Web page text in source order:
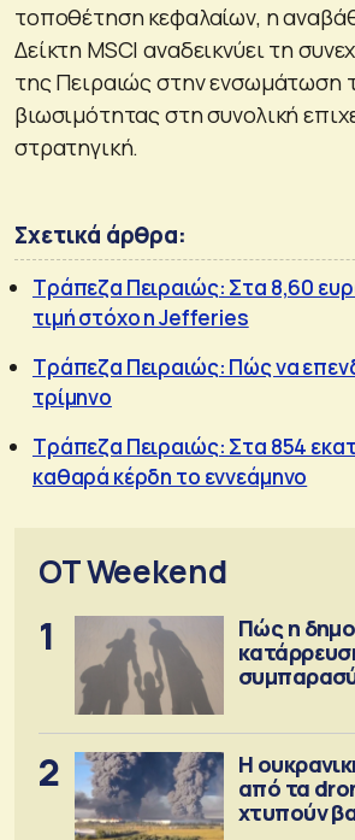
τοποθέτηση κεφαλαίων, η
Δείκτη MSCI αναδεικνύει τη
της Πειραιώς στην ενσωμάτωση
βιωσιμότητας στη συνολική
στρατηγική.
Σχετικά άρθρα:
Τράπεζα Πειραιώς: Στα 8,60
τιμή στόχο η Jefferies
Τράπεζα Πειραιώς: Πώς να
τρίμηνο
Τράπεζα Πειραιώς: Στα 854
καθαρά κέρδη το εννεάμηνο
OT Weekend
1
Πώς η
2
Η
από τα
χτυπούν